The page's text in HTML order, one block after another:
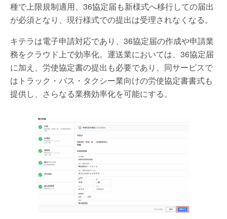
種で上限規制適用、36協定届も新様式へ移行しての届出
が必須となり、現行様式での提出は受理されなくなる。
キテラは電子申請対応であり、36協定届の作成や申請業
務をクラウド上で効率化。運送業においては、36協定届
に加え、労使協定書の提出も必要であり、同サービスで
はトラック・バス・タクシー業向けの労使協定書書式も
提供し、さらなる業務効率化を可能にする。